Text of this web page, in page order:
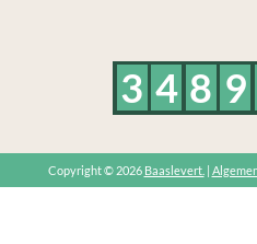
3 4 8 9
Copyright © 2026 Baaslevert. |